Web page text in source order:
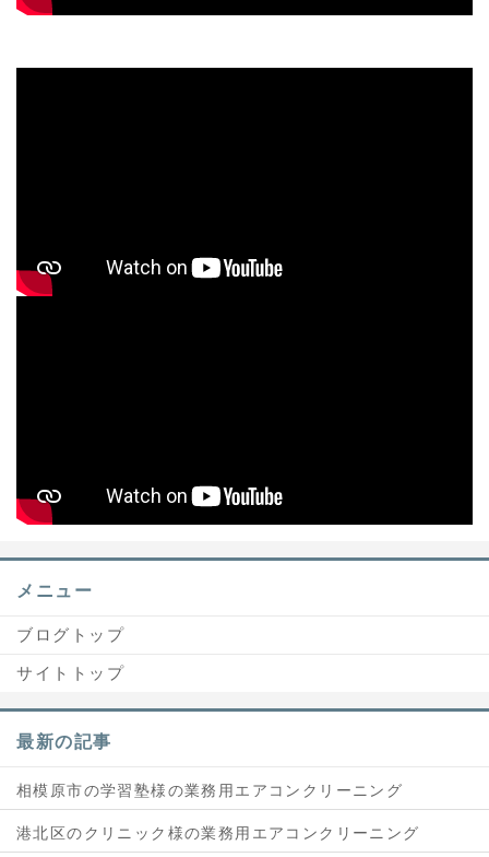
メニュー
ブログトップ
サイトトップ
最新の記事
相模原市の学習塾様の業務用エアコンクリーニング
港北区のクリニック様の業務用エアコンクリーニング